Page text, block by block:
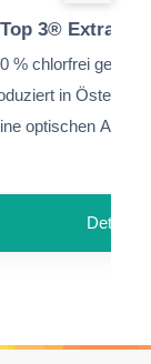
3® Extra
% chlorfrei
in Österreich
optischen
Details